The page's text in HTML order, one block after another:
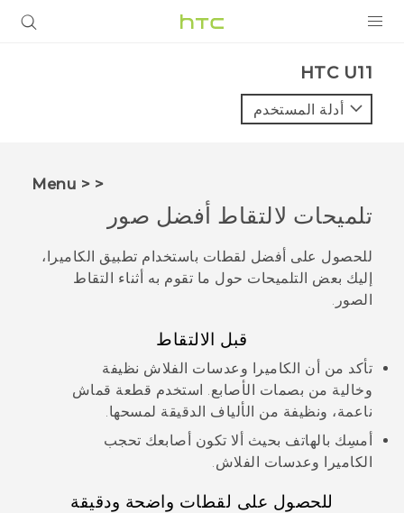
VIVE
VIVERSE
البرامج + التطبيقات
الدعم
HTC U11‎
أدلة المستخدم
< < Menu
تلميحات لالتقاط أفضل صور
للحصول على أفضل لقطات باستخدام تطبيق الكاميرا ،
إليك بعض التلميحات حول ما تقوم به أثناء التقاط
الصور.
قبل الالتقاط
تأكد من أن الكاميرا وعدسات الفلاش نظيفة
وخالية من بصمات الأصابع. استخدم قطعة قماش
ناعمة، ونظيفة من الألياف الدقيقة لمسحها.
أمسِك بالهاتف بحيث ألا تكون أصابعك تحجب
الكاميرا وعدسات الفلاش.
للحصول على لقطات واضحة ودقيقة